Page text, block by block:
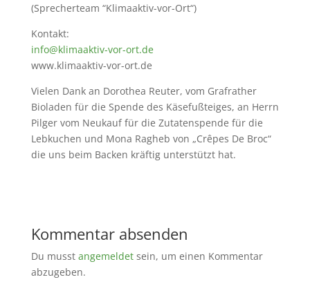
(Sprecherteam “Klimaaktiv-vor-Ort“)
Kontakt:
info@klimaaktiv-vor-ort.de
www.klimaaktiv-vor-ort.de
Vielen Dank an Dorothea Reuter, vom Grafrather
Bioladen für die Spende des Käsefußteiges, an Herrn
Pilger vom Neukauf für die Zutatenspende für die
Lebkuchen und Mona Ragheb von „Crêpes De Broc“
die uns beim Backen kräftig unterstützt hat.
Kommentar absenden
Du musst angemeldetsein, um einen Kommentar
abzugeben.